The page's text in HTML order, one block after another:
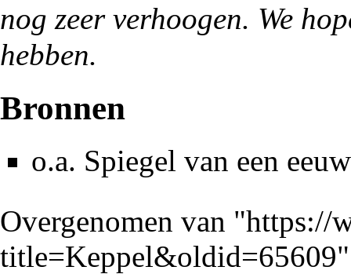
nog zeer verhoogen. We
hebben.
Bronnen
o.a. Spiegel van een
Overgenomen van "https://
title=Keppel&oldid=65609"